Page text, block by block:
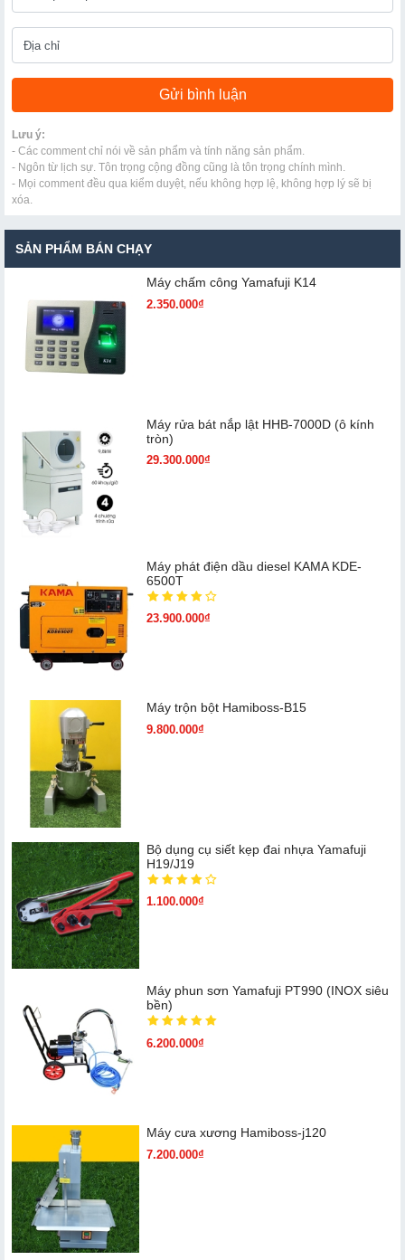
Lưu ý:
- Các comment chỉ nói về sản phẩm và tính năng sản phẩm.
- Ngôn từ lịch sự. Tôn trọng cộng đồng cũng là tôn trọng chính mình.
- Mọi comment đều qua kiểm duyệt, nếu không hợp lệ, không hợp lý sẽ bị
xóa.
SẢN PHẨM BÁN CHẠY
Máy chấm cô​ng Yamafuji K14
2.350.000₫
Máy rửa bát nắp lật HHB-7000D (ô kính
tròn)
29.300.000₫
Máy phát điện dầu diesel KAMA KDE-
6500T
23.900.000₫
Máy trộn bột Hamiboss-B15
9.800.000₫
Bộ dụng cụ siết kẹp đai nhựa Yamafuji
H19/J19
1.100.000₫
Máy phun sơn Yamafuji PT990 (INOX siêu
bền)
6.200.000₫
Máy cưa xương Hamiboss-j120
7.200.000₫